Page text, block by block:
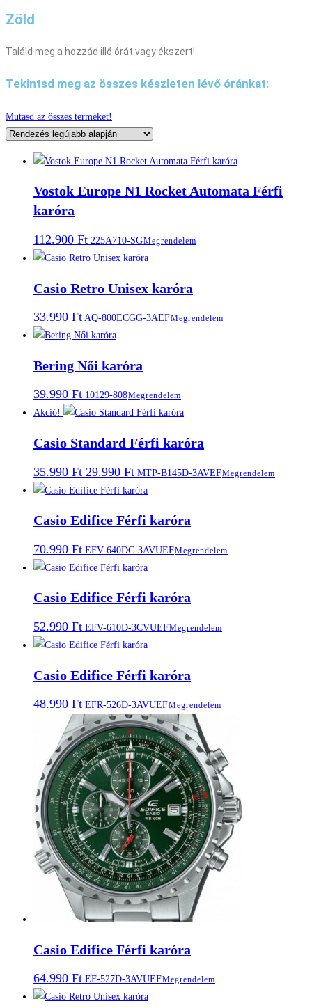
Zöld
Találd meg a hozzád illő órát vagy ékszert!
Tekintsd meg az összes készleten lévő óránkat:
Mutasd az összes terméket!
Vostok Europe N1 Rocket Automata Férfi
karóra
112.900 Ft 225A710-SGMegrendelem
Casio Retro Unisex karóra
33.990 Ft AQ-800ECGG-3AEFMegrendelem
Bering Női karóra
39.990 Ft 10129-808Megrendelem
Akció!
Casio Standard Férfi karóra
35.990Ft Original
price
was:
29.990 FtCurrent
price
is:
MTP-B145D-3AVEFMegrendelem
Casio Edifice Férfi karóra
70.990 Ft EFV-640DC-3AVUEFMegrendelem
Casio Edifice Férfi karóra
52.990 Ft EFV-610D-3CVUEFMegrendelem
Casio Edifice Férfi karóra
48.990 Ft EFR-526D-3AVUEFMegrendelem
Casio Edifice Férfi karóra
64.990 Ft EF-527D-3AVUEFMegrendelem